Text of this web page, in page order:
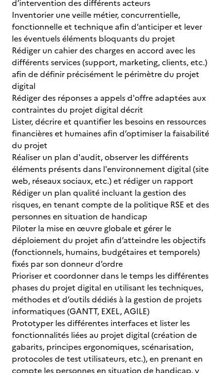
d’intervention des différents acteurs
Inventorier une veille métier, concurrentielle,
fonctionnelle et technique afin d’anticiper et lever
les éventuels éléments bloquants du projet
Rédiger un cahier des charges en accord avec les
différents services (support, marketing, clients, etc.)
afin de définir précisément le périmètre du projet
digital
Rédiger des réponses a appels d'offre adaptées aux
contraintes du projet digital décrit
Lister, décrire et quantifier les besoins en ressources
financières et humaines afin d’optimiser la faisabilité
du projet
Réaliser un plan d'audit, observer les différents
éléments présents dans l'environnement digital (site
web, réseaux sociaux, etc.) et rédiger un rapport
Rédiger un plan qualité incluant la gestion des
risques, en tenant compte de la politique RSE et des
personnes en situation de handicap
Piloter la mise en œuvre globale et gérer le
déploiement du projet afin d’atteindre les objectifs
(fonctionnels, humains, budgétaires et temporels)
fixés par son donneur d’ordre
Prioriser et coordonner dans le temps les différentes
phases du projet digital en utilisant les techniques,
méthodes et d’outils dédiés à la gestion de projets
informatiques (GANTT, EXEL, AGILE)
Prototyper les différentes interfaces et lister les
fonctionnalités liées au projet digital (création de
gabarits, principes ergonomiques, scénarisation,
protocoles de test utilisateurs, etc.), en prenant en
compte les personnes en situation de handicap, y